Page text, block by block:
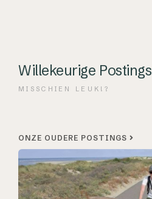
Willekeurige Postings
MISSCHIEN LEUK!?
ONZE OUDERE POSTINGS